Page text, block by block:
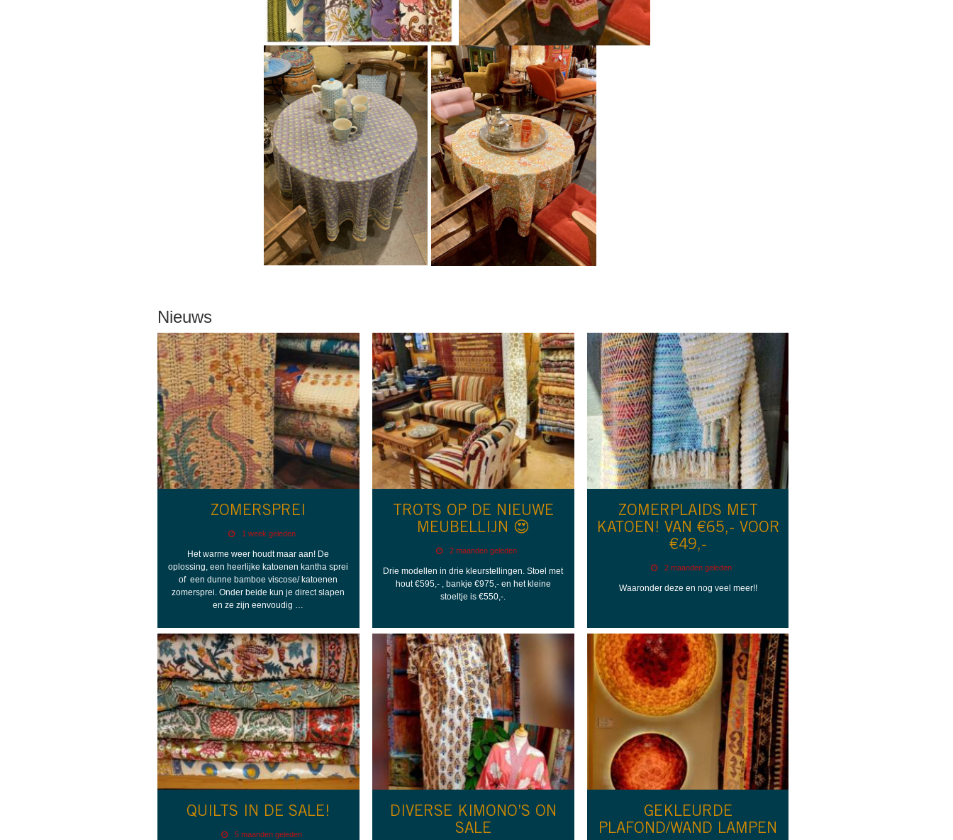
Nieuws
ZOMERSPREI
1 week geleden
Het warme weer houdt maar aan! De
oplossing, een heerlijke katoenen kantha sprei
of een dunne bamboe viscose/ katoenen
zomersprei. Onder beide kun je direct slapen
en ze zijn eenvoudig …
TROTS OP DE NIEUWE
MEUBELLIJN 😍
2 maanden geleden
Drie modellen in drie kleurstellingen. Stoel met
hout €595,- , bankje €975,- en het kleine
stoeltje is €550,-.
ZOMERPLAIDS MET
KATOEN! VAN €65,- VOOR
€49,-
2 maanden geleden
Waaronder deze en nog veel meer!!
QUILTS IN DE SALE!
5 maanden geleden
DIVERSE KIMONO’S ON
SALE
GEKLEURDE
PLAFOND/WAND LAMPEN